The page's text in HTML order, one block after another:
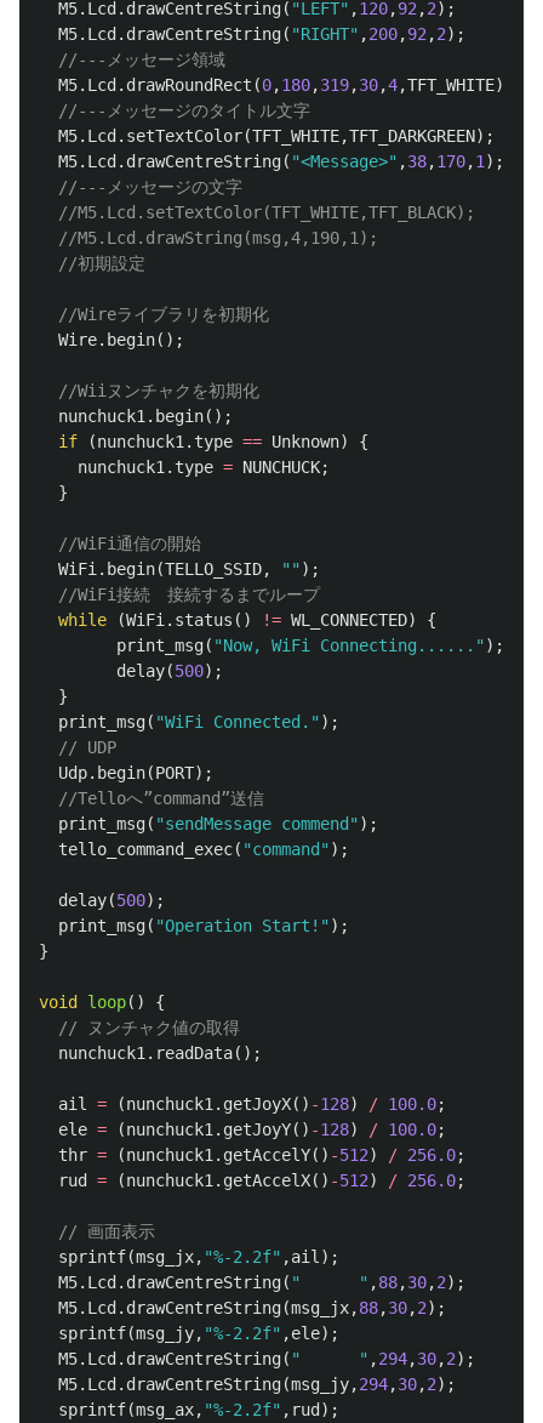
M5. Lcd. drawCentreString( "LEFT" ,120,92 ,2);
M5. Lcd. drawCentreString( "RIGHT" ,200,92 ,2);
//---メッセージ領域
M5. Lcd. drawRoundRect (0,180,319,30,4,TFT_WHITE);
//---メッセージのタイトル文字
M5. Lcd. setTextColor(TFT_WHITE,TFT_DARKGREEN);
M5. Lcd. drawCentreString( "<Message>" ,38,170,1 );
//---メッセージの文字
//M5.Lcd.setTextColor(TFT_WHITE,TFT_BLACK);
//M5.Lcd.drawString(msg,4,190,1);
//初期設定
//Wireライブラリを初期化
Wire. begin();
//Wiiヌンチャクを初期化
nunchuck1 . begin();
if
(nunchuck1 . type == Unknown)
{
nunchuck1 . type = NUNCHUCK;
}
//WiFi通信の開始
WiFi . begin(TELLO_SSID, "" );
//WiFi接続　接続するまでループ
while
(WiFi . status () != WL_CONNECTED)
{
print_msg( "Now, WiFi Connecting......" );
delay(500);
}
print_msg( "WiFi Connected." );
// UDP
Udp. begin(PORT);
//Telloへ”command”送信
print_msg( "sendMessage commend" );
tello_command_exec( "command" );
delay(500);
print_msg( "Operation Start!" );
}
void loop()
{
// ヌンチャク値の取得
nunchuck1 . readData();
ail = (nunchuck1 . getJoyX() -128) / 100.0;
ele = (nunchuck1 . getJoyY() -128) / 100.0;
thr = (nunchuck1 . getAccelY() -512) / 256.0;
rud = (nunchuck1 . getAccelX() -512) / 256.0;
// 画面表示
sprintf(msg_jx, "%-2.2f" ,ail );
M5. Lcd. drawCentreString( "      " ,88,30,2);
M5. Lcd. drawCentreString(msg_jx,88,30,2);
sprintf(msg_jy, "%-2.2f" ,ele);
M5. Lcd. drawCentreString( "      " ,294,30,2);
M5. Lcd. drawCentreString(msg_jy,294,30,2);
sprintf(msg_ax, "%-2.2f" , rud);